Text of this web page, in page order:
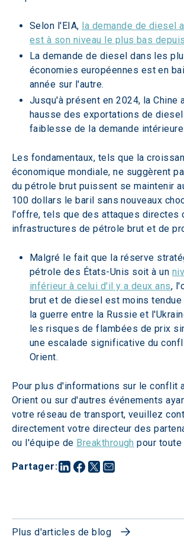
Partager:
Selon l'EIA, la demande de diesel
est à son niveau le plus bas
La demande de diesel dans les
économies européennes est en
année sur l'autre.
Jusqu'à présent en 2024, la Chine
hausse des exportations de
faiblesse de la demande intérieure.
Les fondamentaux, tels que la
économique mondiale, ne suggèrent
du pétrole brut puissent se maintenir
100 dollars le baril sans nouveaux
l'offre, tels que des attaques directes
infrastructures de pétrole brut et de
Malgré le fait que la réserve
pétrole des États-Unis soit à un
inférieur à celui d'il y a deux ans,
brut et de diesel est moins tendue
la guerre entre la Russie et
les risques de flambées de prix
une escalade significative du
Orient.
Pour plus d'informations sur le conflit
Orient ou sur d'autres événements
votre réseau de transport, veuillez
directement votre directeur des
ou l'équipe de Breakthrough pour
Plus d'articles de blog